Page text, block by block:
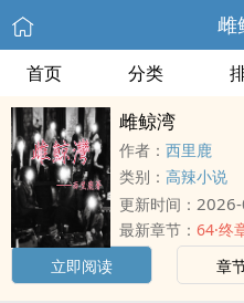
雌
首页 分类
雌鲸湾
作者： 西里鹿
类别： 高辣小说
更新时间：
最新章节： 64·终
立即阅读
章